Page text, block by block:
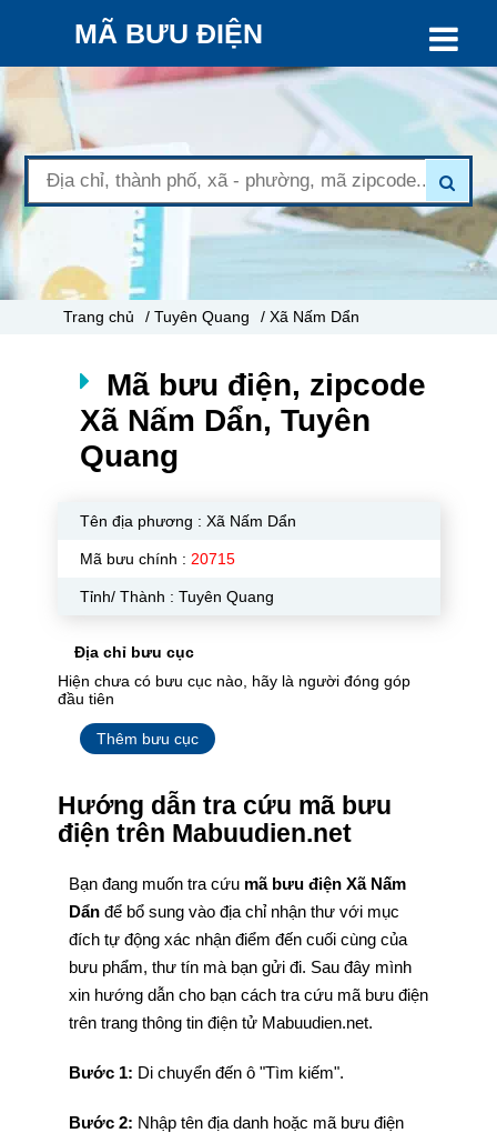
MÃ BƯU ĐIỆN
Trang chủ / Tuyên Quang / Xã Nấm Dẩn
Mã bưu điện, zipcode
Xã Nấm Dẩn, Tuyên
Quang
Tên địa phương : Xã Nấm Dẩn
Mã bưu chính : 20715
Tỉnh/ Thành : Tuyên Quang
Địa chỉ bưu cục
Hiện chưa có bưu cục nào, hãy là người đóng góp
đầu tiên
Thêm bưu cục
Hướng dẫn tra cứu mã bưu
điện trên Mabuudien.net
Bạn đang muốn tra cứu mã bưu điện Xã Nấm
Dẩn để bổ sung vào địa chỉ nhận thư với mục
đích tự động xác nhận điểm đến cuối cùng của
bưu phẩm, thư tín mà bạn gửi đi. Sau đây mình
xin hướng dẫn cho bạn cách tra cứu mã bưu điện
trên trang thông tin điện tử Mabuudien.net.
Bước 1: Di chuyển đến ô "Tìm kiếm".
Bước 2: Nhập tên địa danh hoặc mã bưu điện